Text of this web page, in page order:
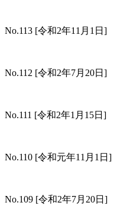
No.113 [令和2年11月1日]
No.112 [令和2年7月20日]
No.111 [令和2年1月15日]
No.110 [令和元年11月1日]
No.109 [令和2年7月20日]